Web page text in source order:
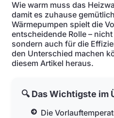
Wie warm muss das
damit es zuhause
Wärmepumpen spielt die
entscheidende Rolle –
sondern auch für die
den Unterschied machen
diesem Artikel heraus.
🔍 Das Wichtigste im
Die